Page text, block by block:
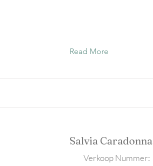
Read More
Salvia Caradonna
Verkoop Nummer: